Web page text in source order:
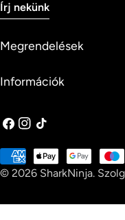
Írj nekünk
Megrendelések
Információk
Facebook
Instagram
TikTok
© 2026 SharkNinja.
Fizetési
módok